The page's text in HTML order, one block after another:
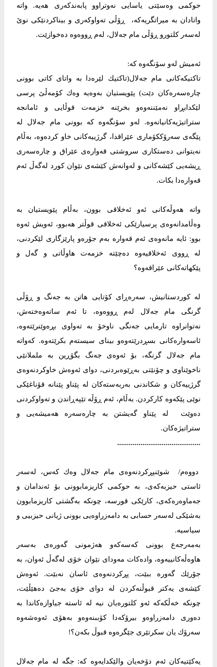
حوکمی وەسێتی یاسایی نەوتراوو پابەندکەری ھەیە. واتە
واتادان بە میراتگریەکە، ڕۆڵی تەواوکەری و بیناکردنێکی نوێ
لەسەر کلتورو ڕۆڵی مام جەلال، لەم ڕووەوە دەخوازێت.
ئەمیش لەو سۆنگەوە کە:
تاکتیکەکانی مام جەلال(تاکتیك لێرەدا بە واتای کاتی بوونی
چارەسەرەکان دێت) پێویستیان بەوەیە وەك کۆمەڵێ پرسی
لێکدابڕاو نەمێننەوەو بخرێنە خزمەت قوڵایی و ئامانجە
ستراتیژیەکانیانەوە. لەو سۆنگەوە کە بوونی مام جەلال لە
پێگەی سەرۆککۆماری عێراقدا، گرژییەکانی خاو کردەوە، بەڵام
نەیتوانی دەستکاری سروشتی قەوارەی عێراق و چارەسەری
ڕیشەیی کێشەکانی و لەوانەش کێشەی نێوان کورد لەگەڵ ئەم
قەوارەدا بکات.
واتە ھەوڵەکانی ئەو ئەخلاقی بوون، بەڵام پێویستیان بە
وەڵامدانەوەی پرسیارێکی ئەخلاقی قوڵتر ھەبوو، ئەویش ئەوە
بوو: ئایە مانەوەی ئەم قەوارە بەم جۆرەو پارێزگاری لێکردنی،
لە ڕووی ئەخلاقیەوە دەچێتە خزمەت ھاوڵاتی و گەل و
پێکھاتەکانی عێراقەوە؟
لە کوردستانیش، سەرەڕای کۆتایی ھاتن بە جەنگ و ڕۆڵی
گرنگی مام جەلال لەم ڕووەوە، تا ئەم ساتەوەختەش،
نەتوانراوە تارمایی جەنگی ناوخۆ بە تەواوی بڕەوێنرێتەوە،
ئاسەوارەکانی بسڕدرێتەوەو بینای سیستەم بکرێتەوە. کەواتە
مام جەلال گرنگە، بۆ ئەوەی جەنگ بگۆڕین بە ململانێی
ناخوێناوی و چۆنێتی بەڕێوەبردنی، دوای ئەوەش خاوکردنەوەی
گرژییەکان و شکاندنی بەربەستەکان لە پێناو پێنانە قۆناغێکی
نوێی پێکەوە کارکردن. بەڵام، ئەم ڕۆڵە تێپەڕاندن و تەواوکردنی
دەوێت لە پێناو گەیشتن بە چارەسەرە ھەمیشەیی و
ستراتیژەکان.
...........................................
دووەم/ شوێنپڕکردنەوەی مام جەلال وەك کەس، لەسەر
ئاستی حیزبەکەی، بە حوکمی کاریزمابوونی بۆ ئەندامان و
جەماوەرەکەی، کارێکی قورسە، چونکە بەگشتی کاریزمابوون
بەشێکی لەسەر حسابی بە دامەزراوەیی بوونی ژیانی حیزبیی و
سیاسیە.
بەمەرجەع بوونی کەسەکەو ھەژمونی گەورەی بەسەر
ھاوەڵەکانییەوە، وادەکات مەودای نێوان خۆی لەگەڵ ئەوان، بە
جۆرێك گەورە ببێت، پڕکردنەوەی ئاسان نەبێت. ئەوەش
کێشەی یەکتر قبوڵنەکردن لە دوای خۆی بەجێ دەھێڵێت،
چونکە خەڵکەکە ئەو کلتورەیان نیە لە ئاستە جیاوازەکاندا بە
دەوری دامەزراوەو بیرۆکەدا کۆببنەوەو بەھۆی ئەوەشەوە
سەرۆك یان سکرتێری جێگرەوە قبوڵ بکەن؟!
یەکێتیەکان ئەم دۆخەیان والێکدایەوە کە: جگە لە مام جەلال